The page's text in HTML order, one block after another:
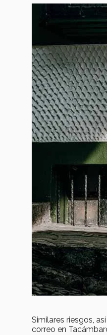
Similares riesgos,
correo en